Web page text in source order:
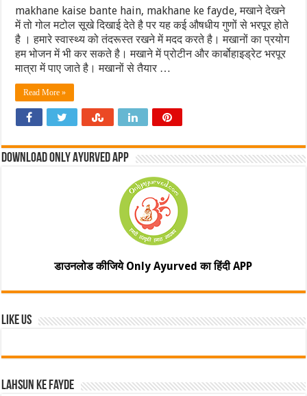
makhane kaise bante hain, makhane ke fayde, मखाने देखने
में तो गोल मटोल सूखे दिखाई देते है पर यह कई औषधीय गुणों से भरपूर होते
है । हमारे स्वास्थ्य को तंदरूस्त रखने में मदद करते है। मखानों का प्रयोग
हम भोजन में भी कर सकते है। मखाने में प्रोटीन और कार्बोहाइड्रेट भरपूर
मात्रा में पाए जाते है। मखानों से तैयार …
Read More »
Download Only Ayurved App
डाउनलोड कीजिये Only Ayurved का हिंदी APP
Like Us
Lahsun ke fayde